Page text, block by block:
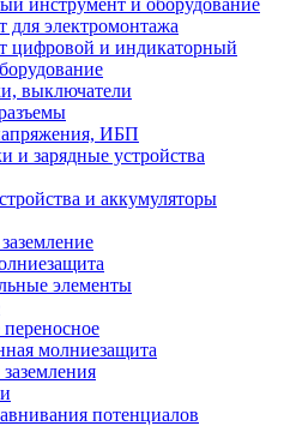
инструмент и оборудование
для электромонтажа
цифровой и индикаторный
выключатели
ИБП
и зарядные устройства
и аккумуляторы
элементы
переносное
молниезащита
потенциалов